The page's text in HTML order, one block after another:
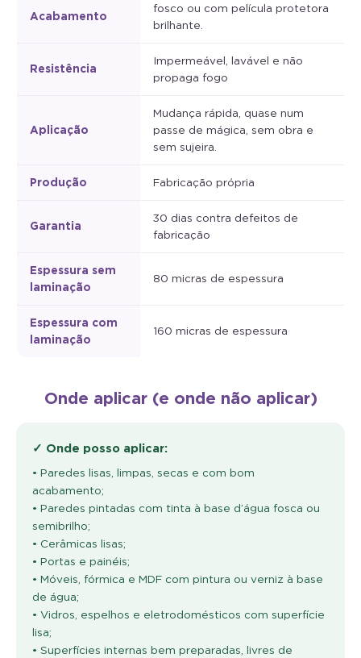
Acabamento
fosco ou com película protetora
brilhante.
Resistência
Impermeável, lavável e não
propaga fogo
Aplicação
Mudança rápida, quase num
passe de mágica, sem obra e
sem sujeira.
Produção Fabricação própria
Garantia
30 dias contra defeitos de
fabricação
Espessura sem
laminação
80 micras de espessura
Espessura com
laminação
160 micras de espessura
Onde aplicar (e onde não aplicar)
✓ Onde posso aplicar:
• Paredes lisas, limpas, secas e com bom
acabamento;
• Paredes pintadas com tinta à base d’água fosca ou
semibrilho;
• Cerâmicas lisas;
• Portas e painéis;
• Móveis, fórmica e MDF com pintura ou verniz à base
de água;
• Vidros, espelhos e eletrodomésticos com superfície
lisa;
• Superfícies internas bem preparadas, livres de